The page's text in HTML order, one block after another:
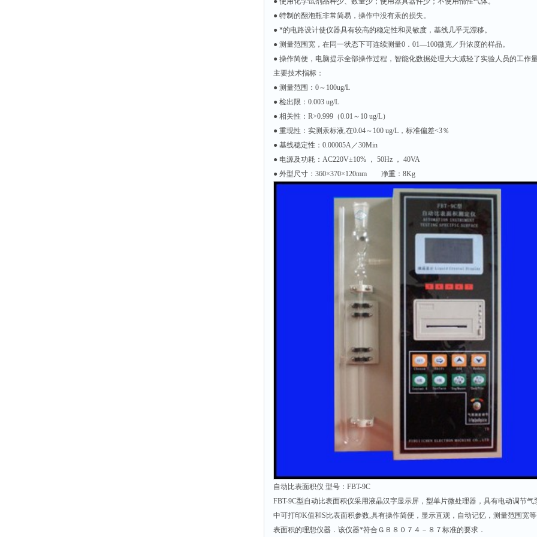
● 特制的翻泡瓶非常简易，操作中没有汞的损失。
● *的电路设计使仪器具有较高的稳定性和灵敏度，基线几乎无漂移。
● 测量范围宽，在同一状态下可连续测量0．01—100微克／升浓度的样品。
● 操作简便，电脑提示全部操作过程，智能化数据处理大大减轻了实验人员的工作
主要技术指标：
● 测量范围：0～100ug/L
● 检出限：0.003 ug/L
● 相关性：R>0.999（0.01～10 ug/L）
● 重现性：实测汞标液,在0.04～100 ug/L，标准偏差<3％
● 基线稳定性：0.00005A／30Min
● 电源及功耗：AC220V±10% ， 50Hz ， 40VA
● 外型尺寸：360×370×120mm 净重：8Kg
自动比表面积仪 型号：FBT-9C
FBT-9C型自动比表面积仪采用液晶汉字显示屏，型单片微处理器，具有电动调节
中可打印K值和S比表面积参数,具有操作简便，显示直观，自动记忆，测量范围宽
表面积的理想仪器．该仪器*符合ＧＢ８０７４－８７标准的要求．